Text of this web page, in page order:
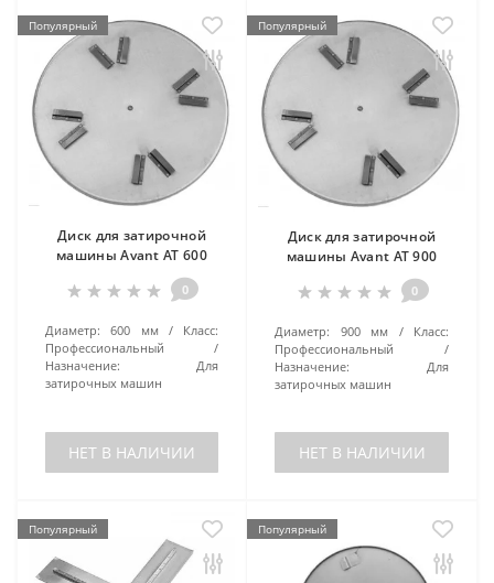
Популярный
Диск для затирочной
машины Avant AT 600
0
Диаметр: 600 мм
Класс:
Профессиональный
Назначение:
Для
затирочных машин
НЕТ В НАЛИЧИИ
Популярный
Диск для затирочной
машины Avant AT 900
0
Диаметр: 900 мм
Класс:
Профессиональный
Назначение:
Для
затирочных машин
НЕТ В НАЛИЧИИ
Популярный Популярный